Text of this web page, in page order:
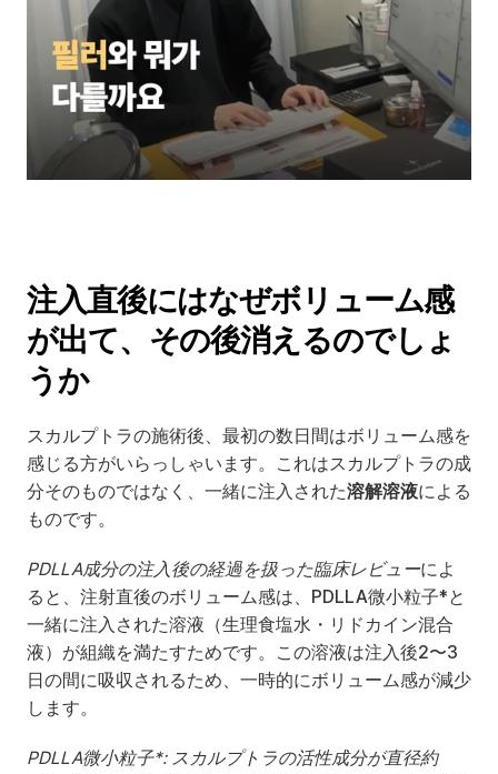
注入直後にはなぜボリューム感
が出て、その後消えるのでしょ
うか
スカルプトラの施術後、最初の数日間はボリューム感を
感じる方がいらっしゃいます。これはスカルプトラの成
分そのものではなく、一緒に注入された溶解溶液による
ものです。
PDLLA成分の注入後の経過を扱った臨床レビューによ
ると、注射直後のボリューム感は、PDLLA微小粒子*と
一緒に注入された溶液（生理食塩水・リドカイン混合
液）が組織を満たすためです。この溶液は注入後2〜3
日の間に吸収されるため、一時的にボリューム感が減少
します。
PDLLA微小粒子*: スカルプトラの活性成分が直径約